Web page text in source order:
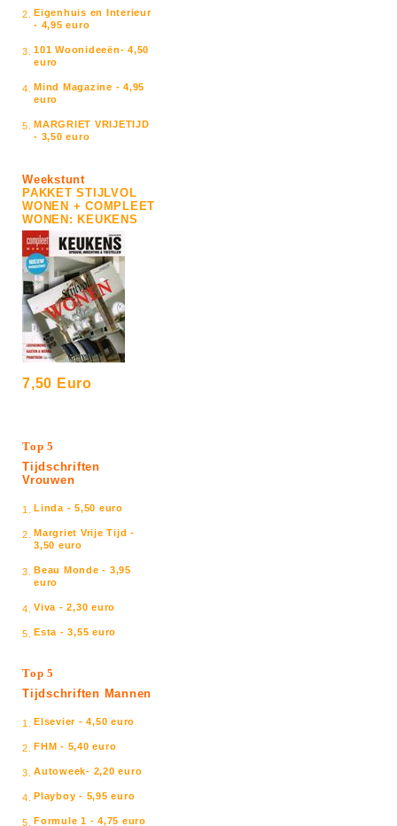
2. Eigenhuis en Interieur
- 4,95 euro
3. 101 Woonideeën- 4,50
euro
4. Mind Magazine - 4,95
euro
5. MARGRIET VRIJETIJD
- 3,50 euro
Weekstunt
PAKKET STIJLVOL
WONEN + COMPLEET
WONEN: KEUKENS
7,50 Euro
Top 5
Tijdschriften
Vrouwen
1. Linda - 5,50 euro
2. Margriet Vrije Tijd -
3,50 euro
3. Beau Monde - 3,95
euro
4. Viva - 2,30 euro
5. Esta - 3,55 euro
Top 5
Tijdschriften Mannen
1. Elsevier - 4,50 euro
2. FHM - 5,40 euro
3. Autoweek- 2,20 euro
4. Playboy - 5,95 euro
5. Formule 1 - 4,75 euro